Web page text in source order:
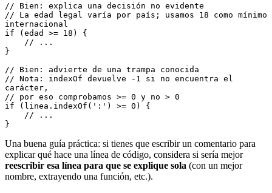
// Bien: explica una decisión no evidente
// La edad legal varía por país; usamos 18 como mínimo
internacional
if (edad >= 18) {
// ...
}
// Bien: advierte de una trampa conocida
// Nota: indexOf devuelve -1 si no encuentra el
carácter,
// por eso comprobamos >= 0 y no > 0
if (linea.indexOf(':') >= 0) {
// ...
}
Una buena guía práctica: si tienes que escribir un comentario para
explicar qué hace una línea de código, considera si sería mejor
reescribir esa línea para que se explique sola (con un mejor
nombre, extrayendo una función, etc.).